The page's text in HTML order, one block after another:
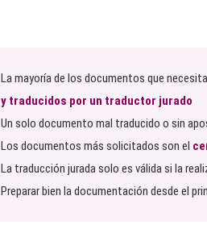
La mayoría de los documentos que
y traducidos por un traductor jurado
Un solo documento mal traducido o sin
Los documentos más solicitados son el
La traducción jurada solo es válida si la
Preparar bien la documentación desde el